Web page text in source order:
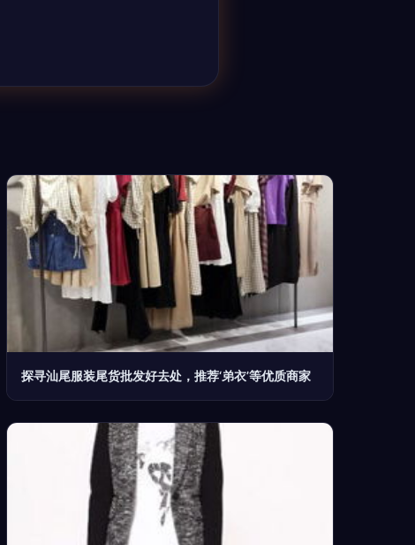
探寻汕尾服装尾货批发好去处，推荐‘弟衣’等优质商家